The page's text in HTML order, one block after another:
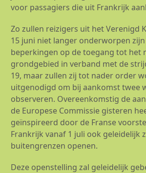
voor passagiers die uit Frankrijk
Zo zullen reizigers uit het Verenigd
15 juni niet langer onderworpen zijn
beperkingen op de toegang tot het
grondgebied in verband met de
19, maar zullen zij tot nader order
uitgenodigd om bij aankomst twee
observeren. Overeenkomstig de
de Europese Commissie gisteren
geïnspireerd door de Franse
Frankrijk vanaf 1 juli ook geleidelijk
buitengrenzen openen.
Deze openstelling zal geleidelijk